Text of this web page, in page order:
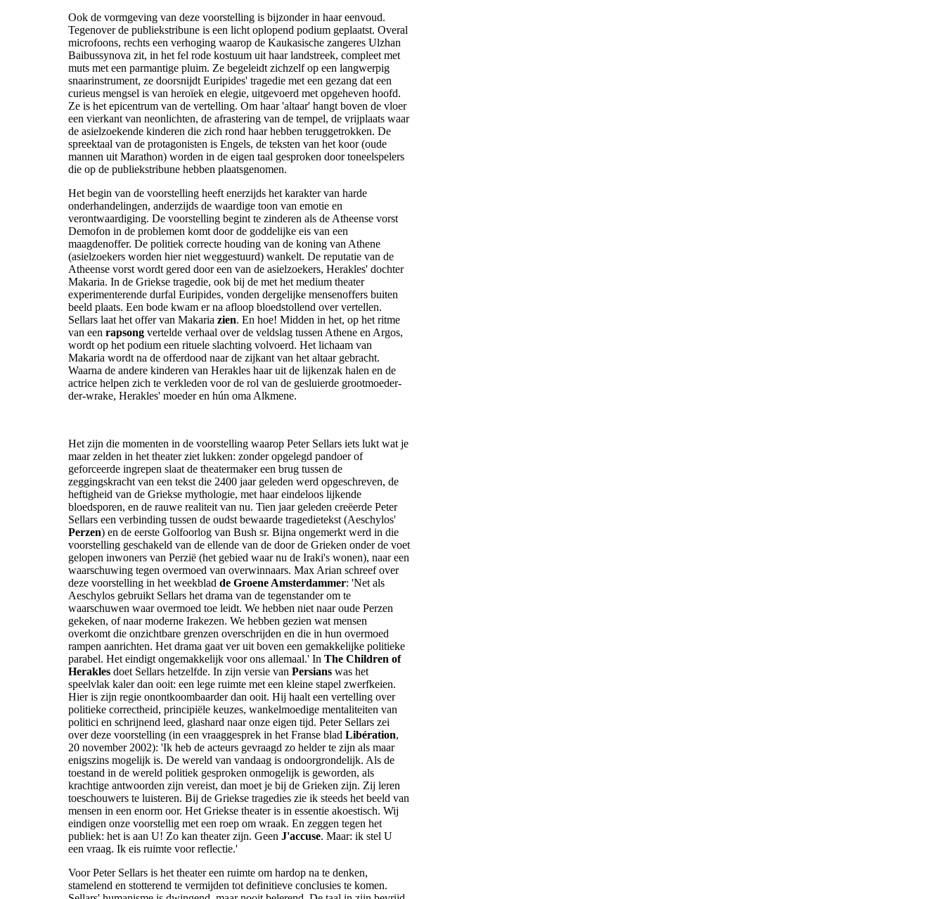
Ook de vormgeving van deze voorstelling is bijzonder in haar eenvoud.
Tegenover de publiekstribune is een licht oplopend podium geplaatst. Overal
microfoons, rechts een verhoging waarop de Kaukasische zangeres Ulzhan
Baibussynova zit, in het fel rode kostuum uit haar landstreek, compleet met
muts met een parmantige pluim. Ze begeleidt zichzelf op een langwerpig
snaarinstrument, ze doorsnijdt Euripides' tragedie met een gezang dat een
curieus mengsel is van heroïek en elegie, uitgevoerd met opgeheven hoofd.
Ze is het epicentrum van de vertelling. Om haar 'altaar' hangt boven de vloer
een vierkant van neonlichten, de afrastering van de tempel, de vrijplaats waar
de asielzoekende kinderen die zich rond haar hebben teruggetrokken. De
spreektaal van de protagonisten is Engels, de teksten van het koor (oude
mannen uit Marathon) worden in de eigen taal gesproken door toneelspelers
die op de publiekstribune hebben plaatsgenomen.
Het begin van de voorstelling heeft enerzijds het karakter van harde
onderhandelingen, anderzijds de waardige toon van emotie en
verontwaardiging. De voorstelling begint te zinderen als de Atheense vorst
Demofon in de problemen komt door de goddelijke eis van een
maagdenoffer. De politiek correcte houding van de koning van Athene
(asielzoekers worden hier niet weggestuurd) wankelt. De reputatie van de
Atheense vorst wordt gered door een van de asielzoekers, Herakles' dochter
Makaria. In de Griekse tragedie, ook bij de met het medium theater
experimenterende durfal Euripides, vonden dergelijke mensenoffers buiten
beeld plaats. Een bode kwam er na afloop bloedstollend over vertellen.
Sellars laat het offer van Makaria zien. En hoe! Midden in het, op het ritme
van een rapsong vertelde verhaal over de veldslag tussen Athene en Argos,
wordt op het podium een rituele slachting volvoerd. Het lichaam van
Makaria wordt na de offerdood naar de zijkant van het altaar gebracht.
Waarna de andere kinderen van Herakles haar uit de lijkenzak halen en de
actrice helpen zich te verkleden voor de rol van de gesluierde grootmoeder-
der-wrake, Herakles' moeder en hún oma Alkmene.
Het zijn die momenten in de voorstelling waarop Peter Sellars iets lukt wat je
maar zelden in het theater ziet lukken: zonder opgelegd pandoer of
geforceerde ingrepen slaat de theatermaker een brug tussen de
zeggingskracht van een tekst die 2400 jaar geleden werd opgeschreven, de
heftigheid van de Griekse mythologie, met haar eindeloos lijkende
bloedsporen, en de rauwe realiteit van nu. Tien jaar geleden creëerde Peter
Sellars een verbinding tussen de oudst bewaarde tragedietekst (Aeschylos'
Perzen) en de eerste Golfoorlog van Bush sr. Bijna ongemerkt werd in die
voorstelling geschakeld van de ellende van de door de Grieken onder de voet
gelopen inwoners van Perzië (het gebied waar nu de Iraki's wonen), naar een
waarschuwing tegen overmoed van overwinnaars. Max Arian schreef over
deze voorstelling in het weekblad de Groene Amsterdammer: 'Net als
Aeschylos gebruikt Sellars het drama van de tegenstander om te
waarschuwen waar overmoed toe leidt. We hebben niet naar oude Perzen
gekeken, of naar moderne Irakezen. We hebben gezien wat mensen
overkomt die onzichtbare grenzen overschrijden en die in hun overmoed
rampen aanrichten. Het drama gaat ver uit boven een gemakkelijke politieke
parabel. Het eindigt ongemakkelijk voor ons allemaal.' In The Children of
Herakles doet Sellars hetzelfde. In zijn versie van Persians was het
speelvlak kaler dan ooit: een lege ruimte met een kleine stapel zwerfkeien.
Hier is zijn regie onontkoombaarder dan ooit. Hij haalt een vertelling over
politieke correctheid, principiële keuzes, wankelmoedige mentaliteiten van
politici en schrijnend leed, glashard naar onze eigen tijd. Peter Sellars zei
over deze voorstelling (in een vraaggesprek in het Franse blad Libération,
20 november 2002): 'Ik heb de acteurs gevraagd zo helder te zijn als maar
enigszins mogelijk is. De wereld van vandaag is ondoorgrondelijk. Als de
toestand in de wereld politiek gesproken onmogelijk is geworden, als
krachtige antwoorden zijn vereist, dan moet je bij de Grieken zijn. Zij leren
toeschouwers te luisteren. Bij de Griekse tragedies zie ik steeds het beeld van
mensen in een enorm oor. Het Griekse theater is in essentie akoestisch. Wij
eindigen onze voorstellig met een roep om wraak. En zeggen tegen het
publiek: het is aan U! Zo kan theater zijn. Geen J'accuse. Maar: ik stel U
een vraag. Ik eis ruimte voor reflectie.'
Voor Peter Sellars is het theater een ruimte om hardop na te denken,
stamelend en stotterend te vermijden tot definitieve conclusies te komen.